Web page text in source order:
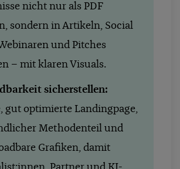
nicht nur als PDF
sondern in Artikeln, Social
und Pitches
– mit klaren Visuals.
sicherstellen:
gut optimierte Landingpage,
Methodenteil und
Grafiken, damit